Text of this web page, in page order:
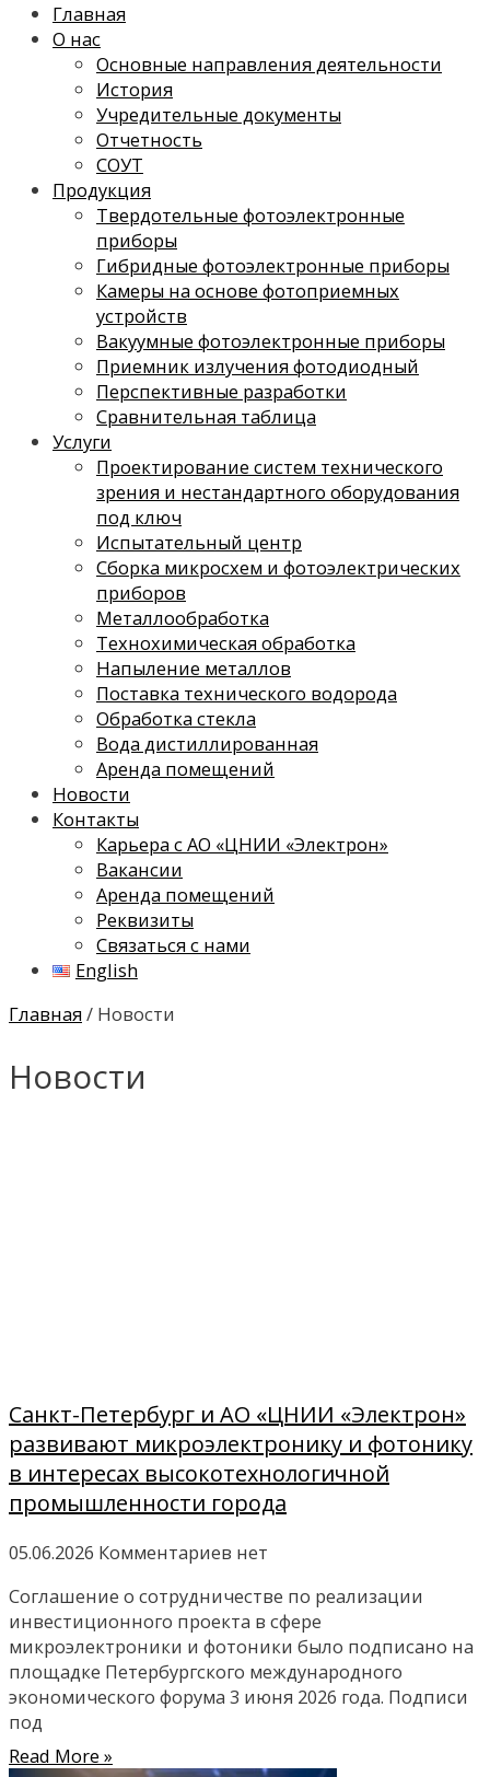
Главная
О нас
Основные направления деятельности
История
Учредительные документы
Отчетность
СОУТ
Продукция
Твердотельные фотоэлектронные
приборы
Гибридные фотоэлектронные приборы
Камеры на основе фотоприемных
устройств
Вакуумные фотоэлектронные приборы
Приемник излучения фотодиодный
Перспективные разработки
Сравнительная таблица
Услуги
Проектирование систем технического
зрения и нестандартного оборудования
под ключ
Испытательный центр
Сборка микросхем и фотоэлектрических
приборов
Металлообработка
Технохимическая обработка
Напыление металлов
Поставка технического водорода
Обработка стекла
Вода дистиллированная
Аренда помещений
Новости
Контакты
Карьера с АО «ЦНИИ «Электрон»
Вакансии
Аренда помещений
Реквизиты
Связаться с нами
English
Главная/ Новости
Новости
Санкт-Петербург и АО «ЦНИИ «Электрон»
развивают микроэлектронику и фотонику
в интересах высокотехнологичной
промышленности города
05.06.2026 Комментариев нет
Соглашение о сотрудничестве по реализации
инвестиционного проекта в сфере
микроэлектроники и фотоники было подписано на
площадке Петербургского международного
экономического форума 3 июня 2026 года. Подписи
под
Read More »